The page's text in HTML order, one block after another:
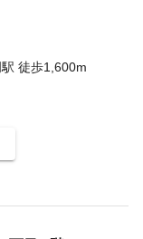
徒歩1,600m